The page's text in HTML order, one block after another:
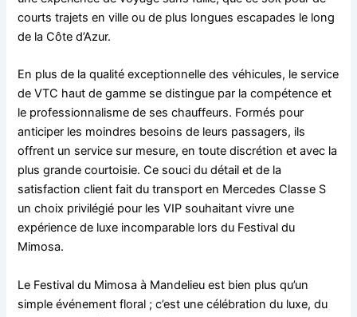
courts trajets en ville ou de plus longues escapades le long
de la Côte d’Azur.
En plus de la qualité exceptionnelle des véhicules, le service
de VTC haut de gamme se distingue par la compétence et
le professionnalisme de ses chauffeurs. Formés pour
anticiper les moindres besoins de leurs passagers, ils
offrent un service sur mesure, en toute discrétion et avec la
plus grande courtoisie. Ce souci du détail et de la
satisfaction client fait du transport en Mercedes Classe S
un choix privilégié pour les VIP souhaitant vivre une
expérience de luxe incomparable lors du Festival du
Mimosa.
Le Festival du Mimosa à Mandelieu est bien plus qu’un
simple événement floral ; c’est une célébration du luxe, du